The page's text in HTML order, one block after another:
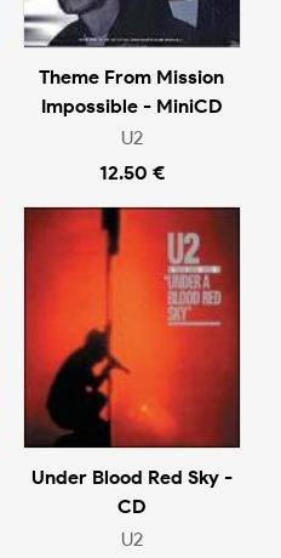
Theme From Mission
Impossible - MiniCD
U2
12.50 €
Under Blood Red Sky -
CD
U2